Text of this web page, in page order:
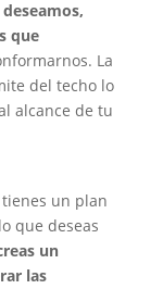
que
La
del techo lo
alcance de tu
un plan
que deseas
un
las